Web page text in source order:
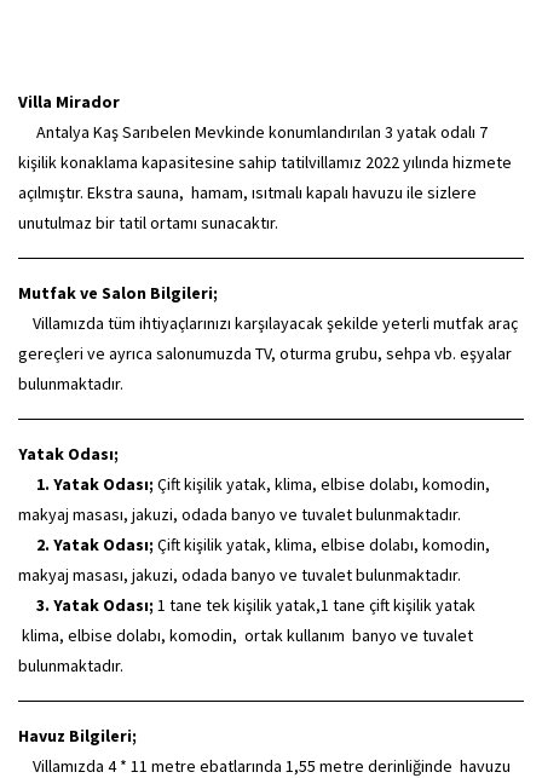
Villa Mirador
Antalya Kaş Sarıbelen Mevkinde konumlandırılan 3 yatak odalı 7
kişilik konaklama kapasitesine sahip tatilvillamız 2022 yılında hizmete
açılmıştır. Ekstra sauna, hamam, ısıtmalı kapalı havuzu ile sizlere
unutulmaz bir tatil ortamı sunacaktır.
Mutfak ve Salon Bilgileri;
Villamızda tüm ihtiyaçlarınızı karşılayacak şekilde yeterli mutfak araç
gereçleri ve ayrıca salonumuzda TV, oturma grubu, sehpa vb. eşyalar
bulunmaktadır.
Yatak Odası;
1. Yatak Odası; Çift kişilik yatak, klima, elbise dolabı, komodin,
makyaj masası, jakuzi, odada banyo ve tuvalet bulunmaktadır.
2. Yatak Odası; Çift kişilik yatak, klima, elbise dolabı, komodin,
makyaj masası, jakuzi, odada banyo ve tuvalet bulunmaktadır.
3. Yatak Odası; 1 tane tek kişilik yatak,1 tane çift kişilik yatak
klima, elbise dolabı, komodin, ortak kullanım banyo ve tuvalet
bulunmaktadır.
Havuz Bilgileri;
Villamızda 4 * 11 metre ebatlarında 1,55 metre derinliğinde havuzu